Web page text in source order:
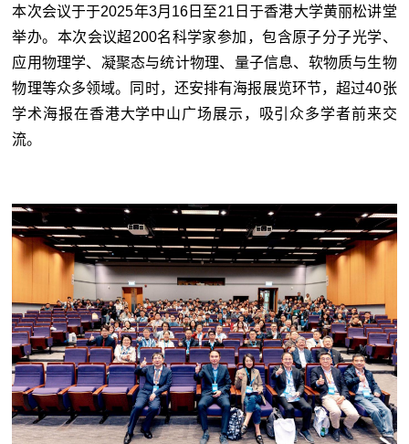
本次会议于于2025年3月16日至21日于香港大学黄丽松讲堂
举办。本次会议超200名科学家参加，包含原子分子光学、
应用物理学、凝聚态与统计物理、量子信息、软物质与生物
物理等众多领域。同时，还安排有海报展览环节，超过40张
学术海报在香港大学中山广场展示，吸引众多学者前来交
流。